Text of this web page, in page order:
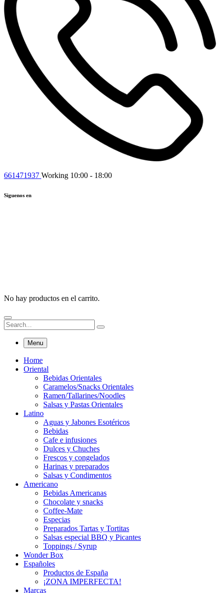
661471937 Working 10:00 - 18:00
Siguenos en
No hay productos en el carrito.
Menu
Home
Oriental
Bebidas Orientales
Caramelos/Snacks Orientales
Ramen/Tallarines/Noodles
Salsas y Pastas Orientales
Latino
Aguas y Jabones Esotéricos
Bebidas
Cafe e infusiones
Dulces y Chuches
Frescos y congelados
Harinas y preparados
Salsas y Condimentos
Americano
Bebidas Americanas
Chocolate y snacks
Coffee-Mate
Especias
Preparados Tartas y Tortitas
Salsas especial BBQ y Picantes
Toppings / Syrup
Wonder Box
Españoles
Productos de España
¡ZONA IMPERFECTA!
Marcas